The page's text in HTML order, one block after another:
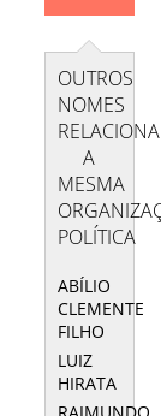
OUTROS
NOMES
A
MESMA
POLÍTICA
ABÍLIO
CLEMENTE
FILHO
LUIZ
HIRATA
RAIMUNDO